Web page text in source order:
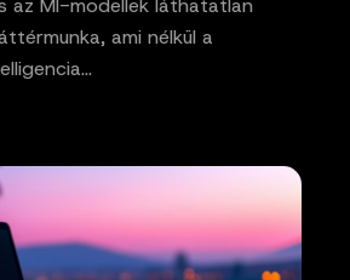
az MI-modellek láthatatlan
ami nélkül a